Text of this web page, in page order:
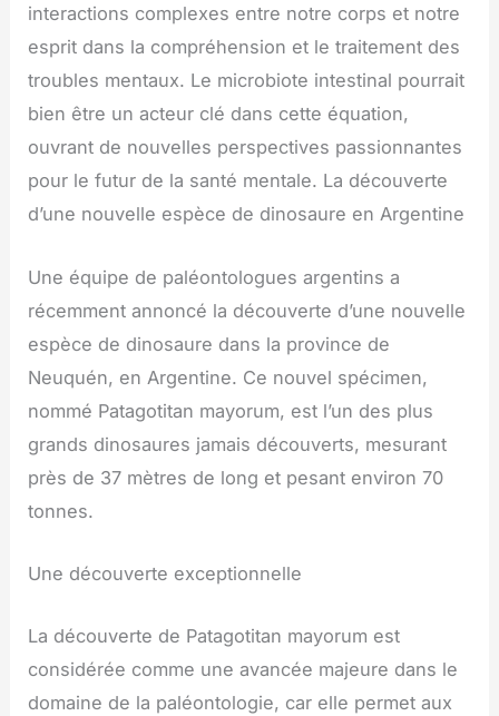
interactions complexes entre notre corps et notre
esprit dans la compréhension et le traitement des
troubles mentaux. Le microbiote intestinal pourrait
bien être un acteur clé dans cette équation,
ouvrant de nouvelles perspectives passionnantes
pour le futur de la santé mentale. La découverte
d’une nouvelle espèce de dinosaure en Argentine
Une équipe de paléontologues argentins a
récemment annoncé la découverte d’une nouvelle
espèce de dinosaure dans la province de
Neuquén, en Argentine. Ce nouvel spécimen,
nommé Patagotitan mayorum, est l’un des plus
grands dinosaures jamais découverts, mesurant
près de 37 mètres de long et pesant environ 70
tonnes.
Une découverte exceptionnelle
La découverte de Patagotitan mayorum est
considérée comme une avancée majeure dans le
domaine de la paléontologie, car elle permet aux